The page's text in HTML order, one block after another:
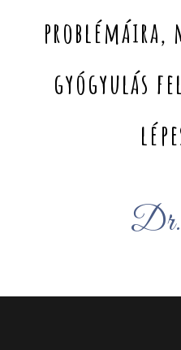
problémáira,
gyógyulás
Dr.